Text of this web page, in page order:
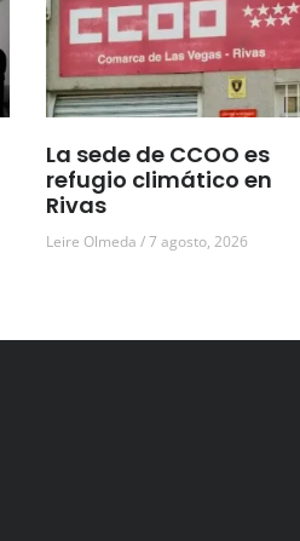
La sede de CCOO es
refugio climático en
Rivas
Leire Olmeda 7 agosto, 2026